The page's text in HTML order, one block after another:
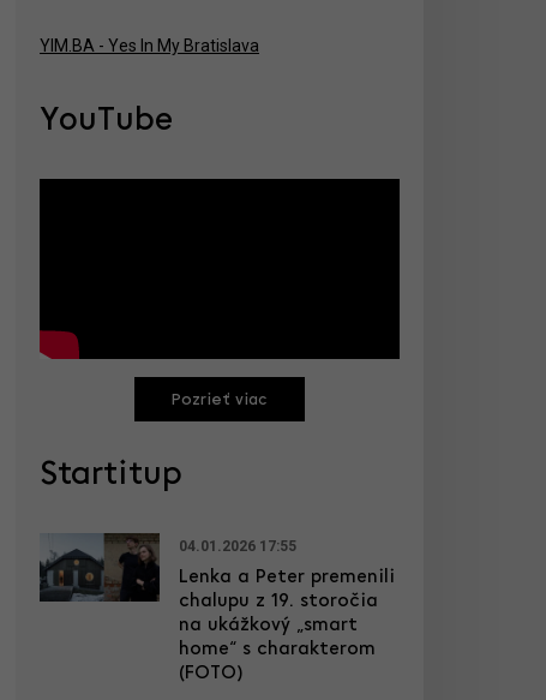
YIM.BA - Yes In My Bratislava
YouTube
Pozrieť viac
Startitup
04.01.2026 17:55
Lenka a Peter premenili
chalupu z 19. storočia
na ukážkový „smart
home“ s charakterom
(FOTO)